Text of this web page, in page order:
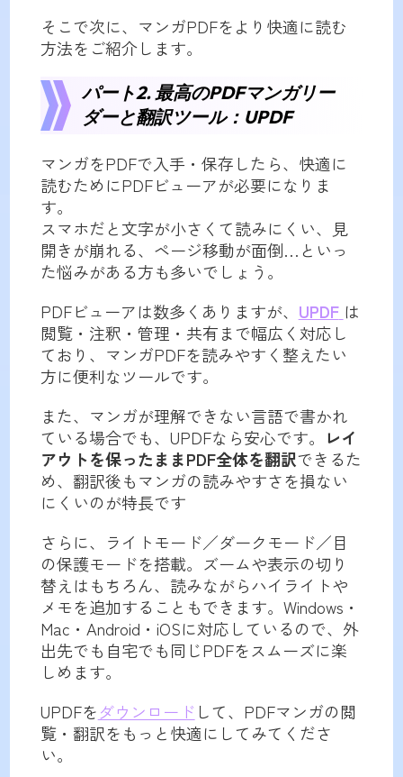
そこで次に、マンガPDFをより快適に読む
方法をご紹介します。
パート2. 最高のPDFマンガリー
ダーと翻訳ツール：UPDF
マンガをPDFで入手・保存したら、快適に
読むためにPDFビューアが必要になりま
す。
スマホだと文字が小さくて読みにくい、見
開きが崩れる、ページ移動が面倒…といっ
た悩みがある方も多いでしょう。
PDFビューアは数多くありますが、 UPDF は
閲覧・注釈・管理・共有まで幅広く対応し
ており、マンガPDFを読みやすく整えたい
方に便利なツールです。
また、マンガが理解できない言語で書かれ
ている場合でも、UPDFなら安心です。 レイ
アウトを保ったままPDF全体を翻訳できるた
め、翻訳後もマンガの読みやすさを損ない
にくいのが特長です
さらに、ライトモード／ダークモード／目
の保護モードを搭載。ズームや表示の切り
替えはもちろん、読みながらハイライトや
メモを追加することもできます。Windows・
Mac・Android・iOSに対応しているので、外
出先でも自宅でも同じPDFをスムーズに楽
しめます。
UPDFをダウンロード して、PDFマンガの閲
覧・翻訳をもっと快適にしてみてくださ
い。